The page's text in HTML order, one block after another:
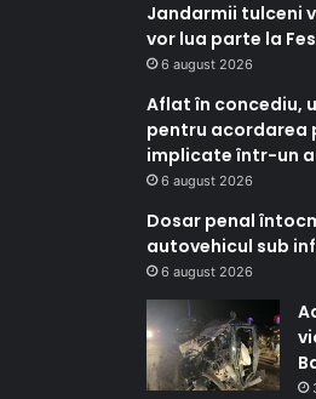
Jandarmii tulceni
vor lua parte la
6 august 2026
Aflat în concediu,
pentru acordarea
implicate într-un
6 august 2026
Dosar penal
autovehicul sub
6 august 2026